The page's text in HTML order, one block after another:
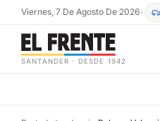
Viernes, 7 De Agosto De 2026•
SANTANDER · DESDE 1942